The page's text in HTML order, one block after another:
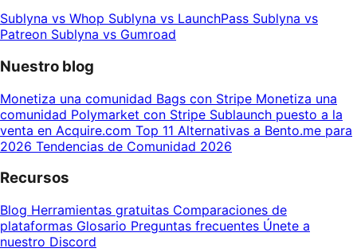
Sublyna vs Whop Sublyna vs LaunchPass Sublyna vs
Patreon Sublyna vs Gumroad
Nuestro blog
Monetiza una comunidad Bags con Stripe Monetiza una
comunidad Polymarket con Stripe Sublaunch puesto a la
venta en Acquire.com Top 11 Alternativas a Bento.me para
2026 Tendencias de Comunidad 2026
Recursos
Blog Herramientas gratuitas Comparaciones de
plataformas Glosario Preguntas frecuentes Únete a
nuestro Discord